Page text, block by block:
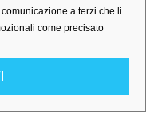
a terzi che li
come precisato